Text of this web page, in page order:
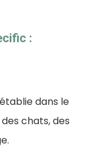
:
dans le
chats, des